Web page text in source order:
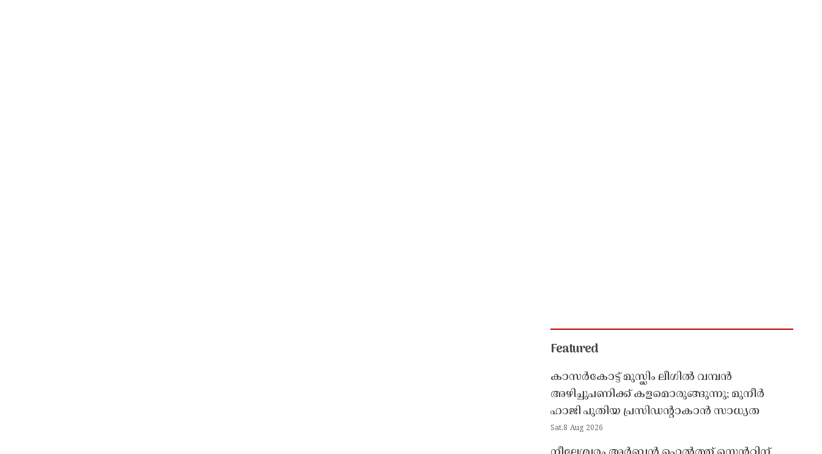
Featured
കാസർകോട്ട് മുസ്ലിം ലീഗിൽ വമ്പൻ
അഴിച്ചുപണിക്ക് കളമൊരുങ്ങുന്നു; മുനീർ
ഹാജി പുതിയ പ്രസിഡൻ്റാകാൻ സാധ്യത
Sat,8 Aug 2026